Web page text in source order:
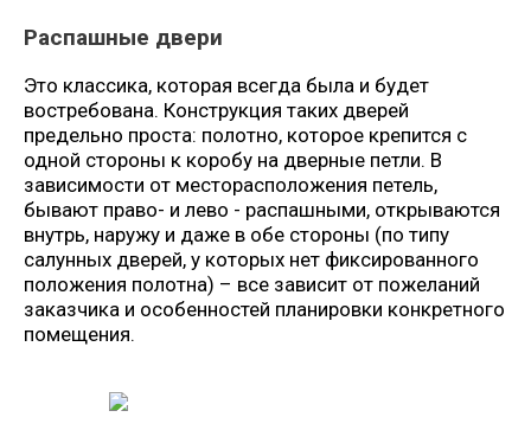
Распашные двери
Это классика, которая всегда была и будет
востребована. Конструкция таких дверей
предельно проста: полотно, которое крепится с
одной стороны к коробу на дверные петли. В
зависимости от месторасположения петель,
бывают право- и лево - распашными, открываются
внутрь, наружу и даже в обе стороны (по типу
салунных дверей, у которых нет фиксированного
положения полотна) – все зависит от пожеланий
заказчика и особенностей планировки конкретного
помещения.